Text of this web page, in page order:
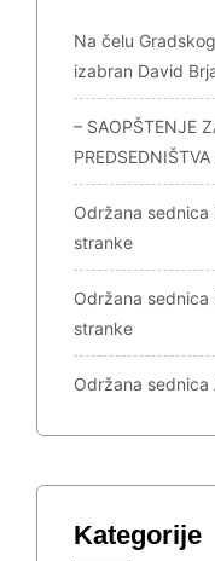
Na čelu
izabran David
– SAOPŠTENJE
Održana
stranke
Održana
stranke
Održana
Kategorije